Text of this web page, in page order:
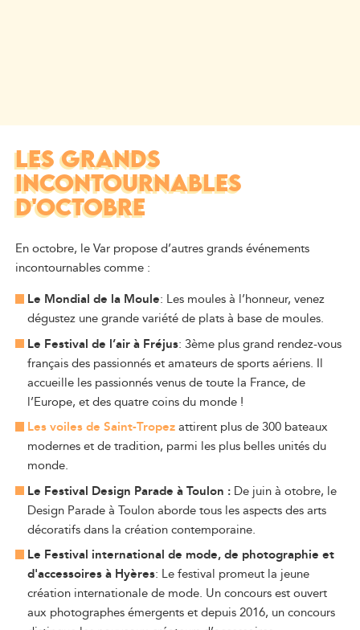
LES GRANDS
INCONTOURNABLES
D'OCTOBRE
En octobre, le Var propose d’autres grands événements
incontournables comme :
Le Mondial de la Moule: Les moules à l’honneur, venez
dégustez une grande variété de plats à base de moules.
Le Festival de l’air à Fréjus: 3ème plus grand rendez-vous
français des passionnés et amateurs de sports aériens. Il
accueille les passionnés venus de toute la France, de
l’Europe, et des quatre coins du monde !
Les voiles de Saint-Tropezattirent plus de 300 bateaux
modernes et de tradition, parmi les plus belles unités du
monde.
Le Festival Design Parade à Toulon : De juin à otobre, le
Design Parade à Toulon aborde tous les aspects des arts
décoratifs dans la création contemporaine.
Le Festival international de mode, de photographie et
d'accessoires à Hyères: Le festival promeut la jeune
création internationale de mode. Un concours est ouvert
aux photographes émergents et depuis 2016, un concours